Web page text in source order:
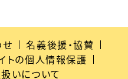
名義後援・協賛
トの個人情報保護
いについて